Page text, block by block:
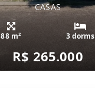
CASAS
88 m² 3 dorms
R$ 265.000